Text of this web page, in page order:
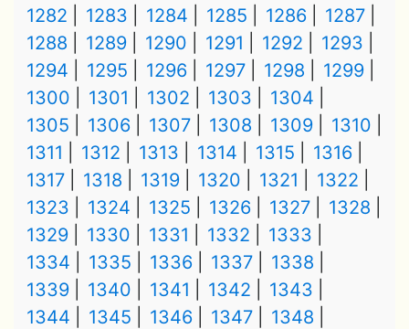
1282
1283 1284 1285 1286
1287
1288
1289 1290 1291 1292
1293
1294
1295 1296 1297 1298
1299
1300
1301 1302 1303
1304
1305
1306 1307 1308 1309
1310
1311
1312 1313 1314 1315
1316
1317
1318 1319 1320 1321
1322
1323
1324 1325 1326 1327
1328
1329
1330 1331 1332
1333
1334
1335 1336 1337
1338
1339
1340 1341 1342
1343
1344
1345 1346 1347
1348